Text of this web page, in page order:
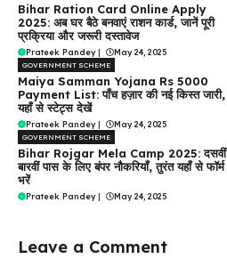
Bihar Ration Card Online Apply
2025: अब घर बैठे बनवाएं राशन कार्ड, जानें पूरी
प्रक्रिया और जरूरी दस्तावेज
Prateek Pandey | May 24, 2025
GOVERNMENT SCHEME
Maiya Samman Yojana Rs 5000
Payment List: पाँच हज़ार की नई किस्त जारी,
यहाँ से स्टेट्स देखें
Prateek Pandey | May 24, 2025
GOVERNMENT SCHEME
Bihar Rojgar Mela Camp 2025: दसवीं
बारवीं पास के लिए बंपर नौकरियाँ, तुरंत यहाँ से फॉर्म
भरें
Prateek Pandey | May 24, 2025
Leave a Comment